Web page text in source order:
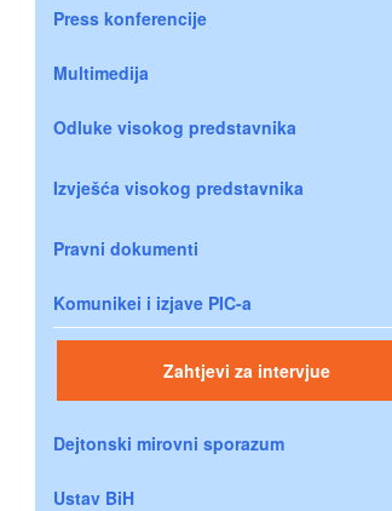
Press konferencije
Multimedija
Odluke visokog predstavnika
Izvješća visokog predstavnika
Pravni dokumenti
Komunikei i izjave PIC-a
Zahtjevi za intervjue
Dejtonski mirovni sporazum
Ustav BiH